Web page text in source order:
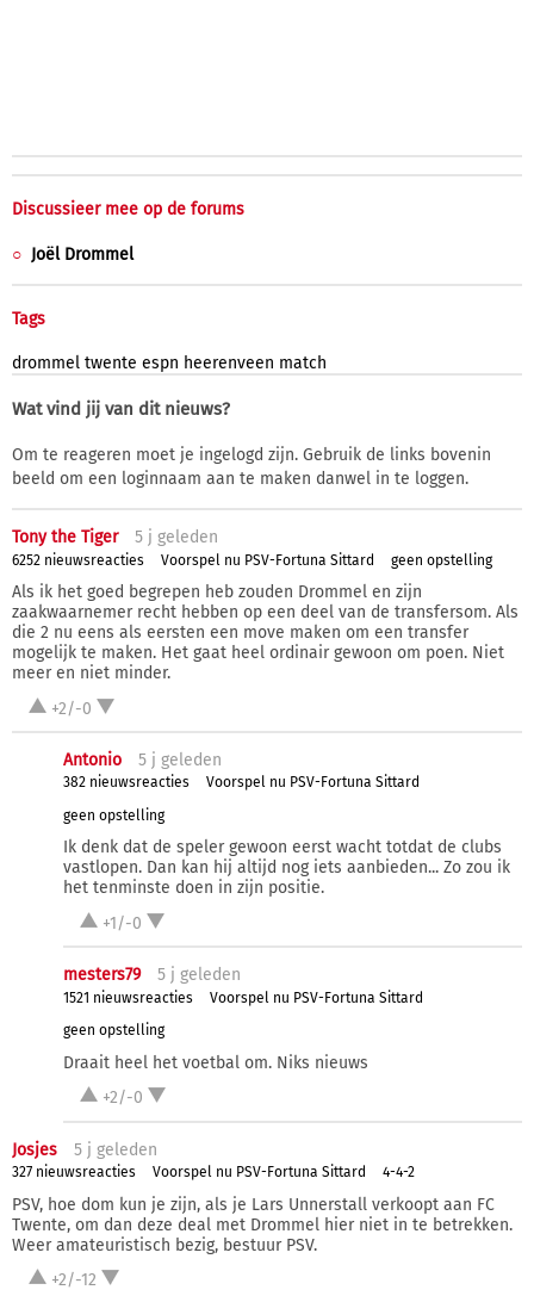
Discussieer mee op de forums
Joël Drommel
Tags
drommel twente espn heerenveen match
Wat vind jij van dit nieuws?
Om te reageren moet je ingelogd zijn. Gebruik de links bovenin
beeld om een loginnaam aan te maken danwel in te loggen.
Tony the Tiger 5 j geleden
6252 nieuwsreacties Voorspel nu PSV-Fortuna Sittard geen opstelling
Als ik het goed begrepen heb zouden Drommel en zijn
zaakwaarnemer recht hebben op een deel van de transfersom. Als
die 2 nu eens als eersten een move maken om een transfer
mogelijk te maken. Het gaat heel ordinair gewoon om poen. Niet
meer en niet minder.
+2/-0
Antonio 5 j geleden
382 nieuwsreacties
Voorspel nu PSV-Fortuna Sittard
geen opstelling
Ik denk dat de speler gewoon eerst wacht totdat de clubs
vastlopen. Dan kan hij altijd nog iets aanbieden... Zo zou ik
het tenminste doen in zijn positie.
+1/-0
mesters79 5 j geleden
1521 nieuwsreacties
Voorspel nu PSV-Fortuna Sittard
geen opstelling
Draait heel het voetbal om. Niks nieuws
+2/-0
Josjes 5 j geleden
327 nieuwsreacties Voorspel nu PSV-Fortuna Sittard 4-4-2
PSV, hoe dom kun je zijn, als je Lars Unnerstall verkoopt aan FC
Twente, om dan deze deal met Drommel hier niet in te betrekken.
Weer amateuristisch bezig, bestuur PSV.
+2/-12